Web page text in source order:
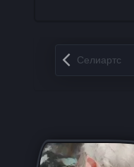
Запись навигация
Селиартс